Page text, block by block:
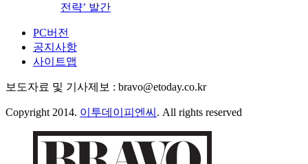
전략’ 발간
PC버전
공지사항
사이트맵
보도자료 및 기사제보 : bravo@etoday.co.kr
Copyright 2014. 이투데이피엔씨 . All rights reserved